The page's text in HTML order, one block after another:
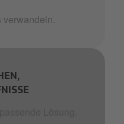
verwandeln.